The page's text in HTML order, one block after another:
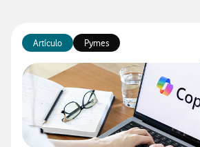
Artículo Pymes